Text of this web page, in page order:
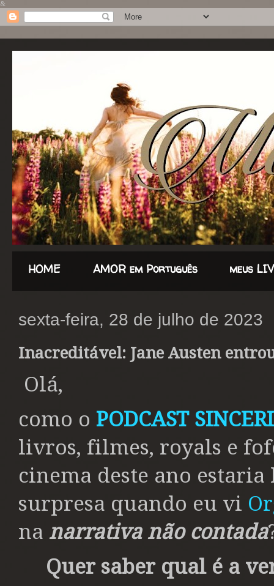
&
HOME AMOR em Português meus
sexta-feira, 28 de julho de 2023
Inacreditável: Jane Austen
Olá,
como o PODCAST
livros, filmes, royals e
cinema deste ano
surpresa quando eu vi
na narrativa não contada
Quer saber qual é a